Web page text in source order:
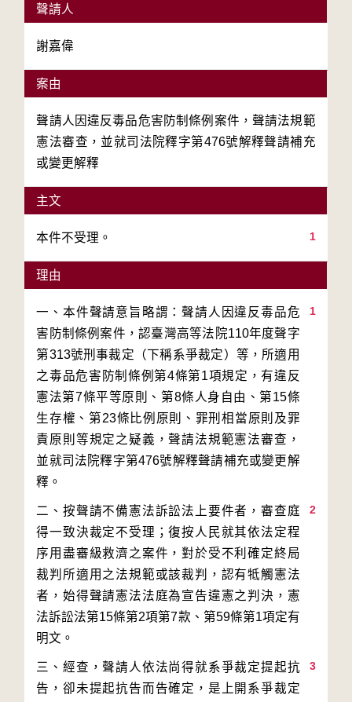
聲請人
謝嘉偉
案由
聲請人因違反毒品危害防制條例案件，聲請法規範
憲法審查，並就司法院釋字第476號解釋聲請補充
或變更解釋
主文
1
本件不受理。
理由
1
一、本件聲請意旨略謂：聲請人因違反毒品危
害防制條例案件，認臺灣高等法院110年度聲字
第313號刑事裁定（下稱系爭裁定）等，所適用
之毒品危害防制條例第4條第1項規定，有違反
憲法第7條平等原則、第8條人身自由、第15條
生存權、第23條比例原則、罪刑相當原則及罪
責原則等規定之疑義，聲請法規範憲法審查，
並就司法院釋字第476號解釋聲請補充或變更解
2
二、按聲請不備憲法訴訟法上要件者，審查庭
得一致決裁定不受理；復按人民就其依法定程
序用盡審級救濟之案件，對於受不利確定終局
裁判所適用之法規範或該裁判，認有牴觸憲法
者，始得聲請憲法法庭為宣告違憲之判決，憲
法訴訟法第15條第2項第7款、第59條第1項定有
3
三、經查，聲請人依法尚得就系爭裁定提起抗
告，卻未提起抗告而告確定，是上開系爭裁定